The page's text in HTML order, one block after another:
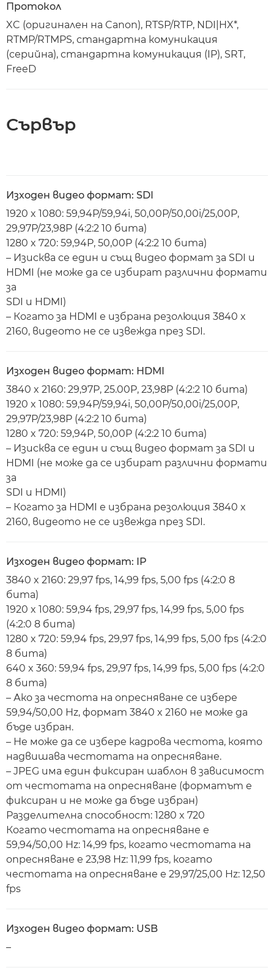
Протокол
XC (оригинален на Canon), RTSP/RTP, NDI|HX*,
RTMP/RTMPS, стандартна комуникация
(серийна), стандартна комуникация (IP), SRT,
FreeD
Сървър
Изходен видео формат: SDI
1920 x 1080: 59,94P/59,94i, 50,00P/50,00i/25,00P,
29,97P/23,98P (4:2:2 10 бита)
1280 x 720: 59,94P, 50,00P (4:2:2 10 бита)
– Изисква се един и същ видео формат за SDI и
HDMI (не може да се избират различни формати
за
SDI и HDMI)
– Когато за HDMI е избрана резолюция 3840 x
2160, видеото не се извежда през SDI.
Изходен видео формат: HDMI
3840 x 2160: 29,97P, 25.00P, 23,98P (4:2:2 10 бита)
1920 x 1080: 59,94P/59,94i, 50,00P/50,00i/25,00P,
29,97P/23,98P (4:2:2 10 бита)
1280 x 720: 59,94P, 50,00P (4:2:2 10 бита)
– Изисква се един и същ видео формат за SDI и
HDMI (не може да се избират различни формати
за
SDI и HDMI)
– Когато за HDMI е избрана резолюция 3840 x
2160, видеото не се извежда през SDI.
Изходен видео формат: IP
3840 x 2160: 29,97 fps, 14,99 fps, 5,00 fps (4:2:0 8
бита)
1920 x 1080: 59,94 fps, 29,97 fps, 14,99 fps, 5,00 fps
(4:2:0 8 бита)
1280 x 720: 59,94 fps, 29,97 fps, 14,99 fps, 5,00 fps (4:2:0
8 бита)
640 x 360: 59,94 fps, 29,97 fps, 14,99 fps, 5,00 fps (4:2:0
8 бита)
– Ако за честота на опресняване се избере
59,94/50,00 Hz, формат 3840 x 2160 не може да
бъде избран.
– Не може да се избере кадрова честота, която
надвишава честотата на опресняване.
– JPEG има един фиксиран шаблон в зависимост
от честотата на опресняване (форматът е
фиксиран и не може да бъде избран)
Разделителна способност: 1280 x 720
Когато честотата на опресняване е
59,94/50,00 Hz: 14,99 fps, когато честотата на
опресняване е 23,98 Hz: 11,99 fps, когато
честотата на опресняване е 29,97/25,00 Hz: 12,50
fps
Изходен видео формат: USB
–